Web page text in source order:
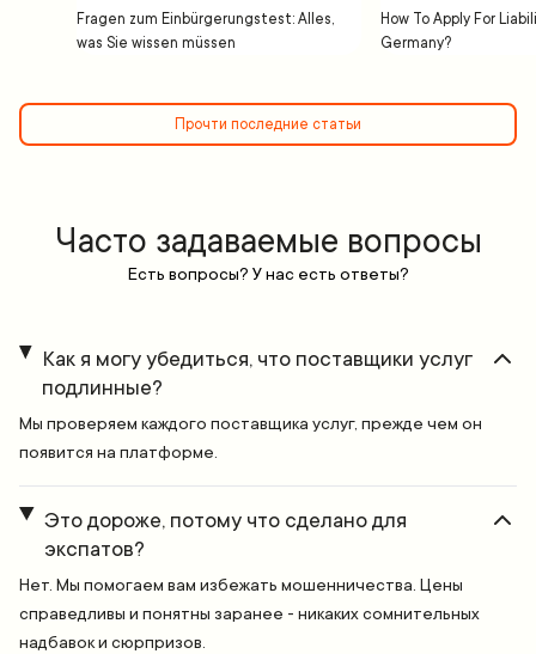
Fragen zum Einbürgerungstest: Alles,
was Sie wissen müssen
How To Apply For
Germany?
Прочти последние статьи
Часто задаваемые вопросы
Есть вопросы? У нас есть ответы?
Как я могу убедиться, что поставщики услуг
подлинные?
Мы проверяем каждого поставщика услуг, прежде чем он
появится на платформе.
Это дороже, потому что сделано для
экспатов?
Нет. Мы помогаем вам избежать мошенничества. Цены
справедливы и понятны заранее - никаких сомнительных
надбавок и сюрпризов.